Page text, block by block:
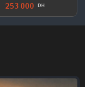
253 000 DH